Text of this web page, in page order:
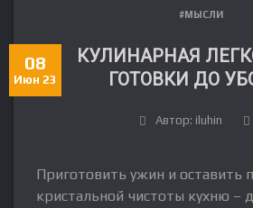
#МЫСЛИ
КУЛИНАРНАЯ
ГОТОВКИ ДО
08
Июн 23
Автор: iluhin
Приготовить ужин и оставить
кристальной чистоты кухню –